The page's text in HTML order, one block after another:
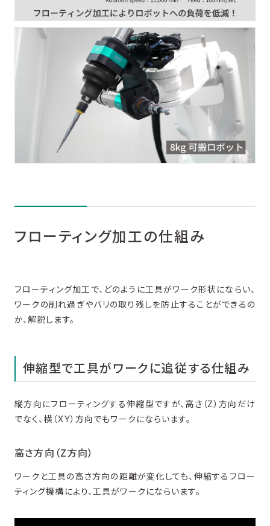
フローティング加工の仕組み
フローティング加工で、どのように工具がワーク形状にならい、
ワークの削れ過ぎやバリの取り残しを防止することができるの
か、解説します。
伸縮型で工具がワークに追従する仕組み
縦方向にフローティングする伸縮型ですが、高さ（Z）方向だけ
でなく、横（XY）方向でもワークにならいます。
高さ方向（Z方向）
ワークと工具の高さ方向の距離が変化しても、伸縮するフロー
ティング機構により、工具がワークにならいます。